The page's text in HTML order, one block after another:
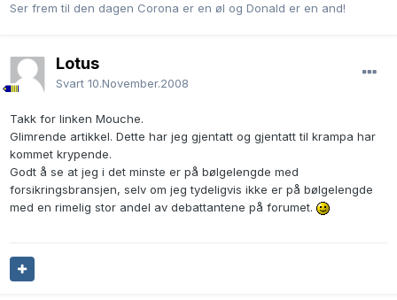
Ser frem til den dagen Corona er en øl og Donald er en and!
Lotus
Svart 10.November.2008
Takk for linken Mouche.
Glimrende artikkel. Dette har jeg gjentatt og gjentatt til krampa har
kommet krypende.
Godt å se at jeg i det minste er på bølgelengde med
forsikringsbransjen, selv om jeg tydeligvis ikke er på bølgelengde
med en rimelig stor andel av debattantene på forumet.